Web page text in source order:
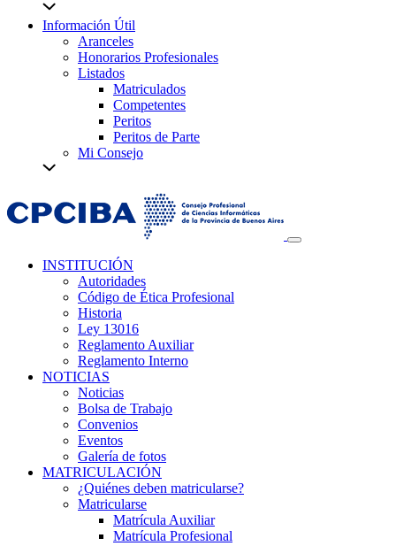
Información Útil
Aranceles
Honorarios Profesionales
Listados
Matriculados
Competentes
Peritos
Peritos de Parte
Mi Consejo
INSTITUCIÓN
Autoridades
Código de Ética Profesional
Historia
Ley 13016
Reglamento Auxiliar
Reglamento Interno
NOTICIAS
Noticias
Bolsa de Trabajo
Convenios
Eventos
Galería de fotos
MATRICULACIÓN
¿Quiénes deben matricularse?
Matricularse
Matrícula Auxiliar
Matrícula Profesional